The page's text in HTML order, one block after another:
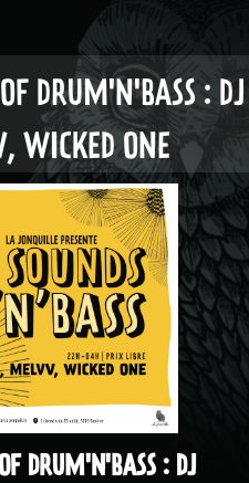
DRUM'N'BASS : DJ
WICKED ONE
DRUM'N'BASS : DJ